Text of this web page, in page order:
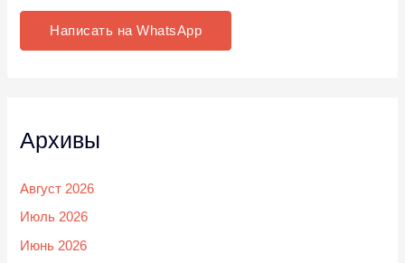
Написать на WhatsApp
Архивы
Август 2026
Июль 2026
Июнь 2026